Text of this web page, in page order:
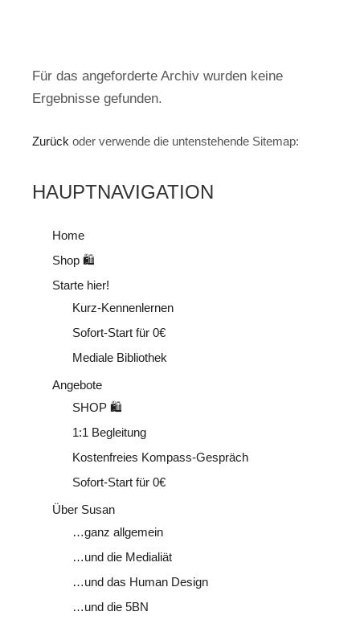
Für das angeforderte Archiv wurden keine
Ergebnisse gefunden.
Zurück oder verwende die untenstehende Sitemap:
HAUPTNAVIGATION
Home
Shop 🛍
Starte hier!
Kurz-Kennenlernen
Sofort-Start für 0€
Mediale Bibliothek
Angebote
SHOP 🛍
1:1 Begleitung
Kostenfreies Kompass-Gespräch
Sofort-Start für 0€
Über Susan
…ganz allgemein
…und die Medialiät
…und das Human Design
…und die 5BN